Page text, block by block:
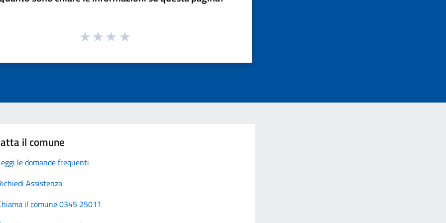
il comune
le domande frequenti
Assistenza
il comune 0345 25011